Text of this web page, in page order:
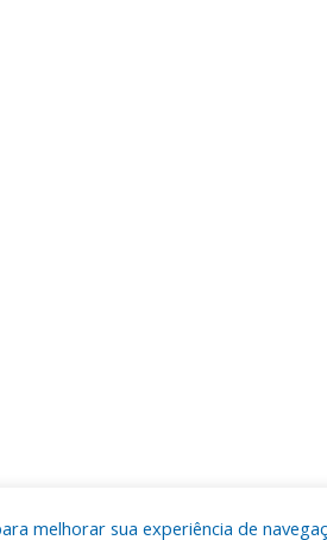
melhorar sua experiência de